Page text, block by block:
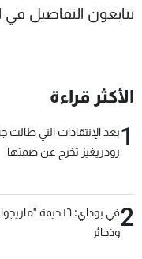
تتابعون التفاصيل في
الأكثر قراءة
1بعد الإنتقادات التي طالت
رودريغيز تخرج عن صمتها
2
في بوداي: ١٦ خيمة
وذخائر
كأس العالم
البرامج
شاهد البرامج
عن MTV
الإنـتـاج